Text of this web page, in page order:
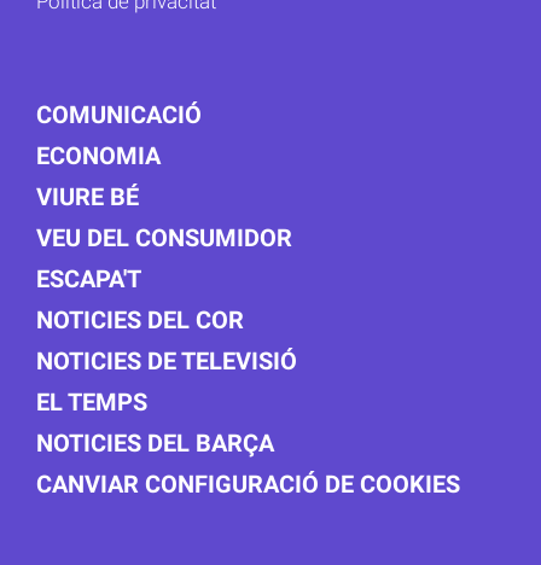
COMUNICACIÓ
ECONOMIA
VIURE BÉ
VEU DEL CONSUMIDOR
ESCAPA'T
NOTICIES DEL COR
NOTICIES DE TELEVISIÓ
EL TEMPS
NOTICIES DEL BARÇA
CANVIAR CONFIGURACIÓ DE COOKIES